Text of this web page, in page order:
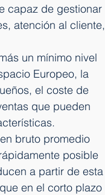
capaz de gestionar
atención al cliente,
un mínimo nivel
Europeo, la
el coste de
que pueden
bruto promedio
posible
a partir de esta
en el corto plazo